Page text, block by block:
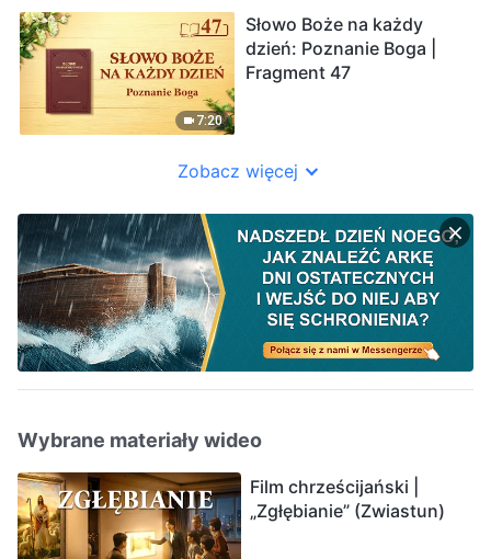
7:20
Słowo Boże na każdy
dzień: Poznanie Boga |
Fragment 47
Zobacz więcej
Wybrane materiały wideo
Film chrześcijański |
„Zgłębianie” (Zwiastun)